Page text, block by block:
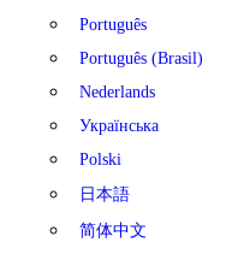
Português
Português (Brasil)
Nederlands
Українська
Polski
日本語
简体中文